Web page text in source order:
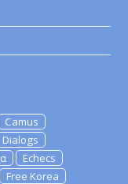
Camus
Dialogs
Echecs
Free Korea